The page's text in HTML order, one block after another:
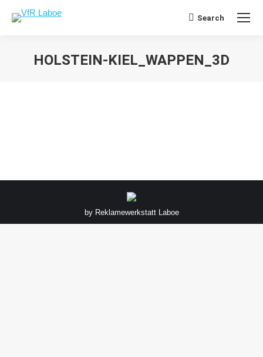
Search:
Search
HOLSTEIN-KIEL_WAPPEN_3D
by Reklamewerkstatt Laboe